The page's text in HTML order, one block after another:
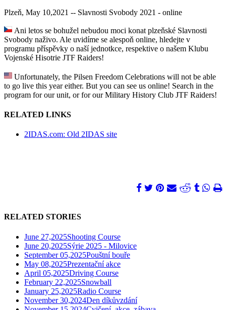
Plzeň, May 10,2021 -- Slavnosti Svobody 2021 - online
Ani letos se bohužel nebudou moci konat plzeňské Slavnosti
Svobody naživo. Ale uvidíme se alespoň online, hledejte v
programu příspěvky o naší jednotkce, respektive o našem Klubu
Vojenské Hisotrie JTF Raiders!
Unfortunately, the Pilsen Freedom Celebrations will not be able
to go live this year either. But you can see us online! Search in the
program for our unit, or for our Military History Club JTF Raiders!
RELATED LINKS
2IDAS.com: Old 2IDAS site
RELATED STORIES
June 27,2025Shooting Course
June 20,2025Sýrie 2025 - Milovice
September 05,2025Pouštní bouře
May 08,2025Prezentační akce
April 05,2025Driving Course
February 22,2025Snowball
January 25,2025Radio Course
November 30,2024Den díkůvzdání